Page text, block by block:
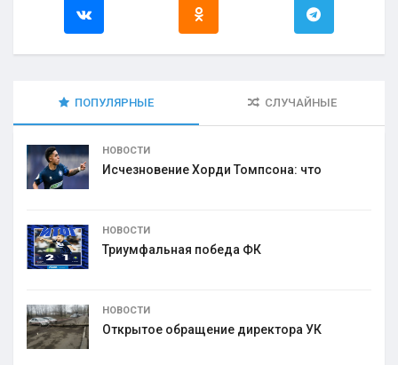
ПОПУЛЯРНЫЕ СЛУЧАЙНЫЕ
НОВОСТИ
Исчезновение Хорди Томпсона: что
НОВОСТИ
Триумфальная победа ФК
НОВОСТИ
Открытое обращение директора УК